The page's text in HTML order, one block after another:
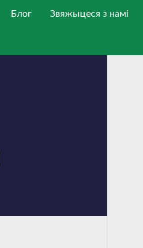
Блог Звяжыцеся з намі